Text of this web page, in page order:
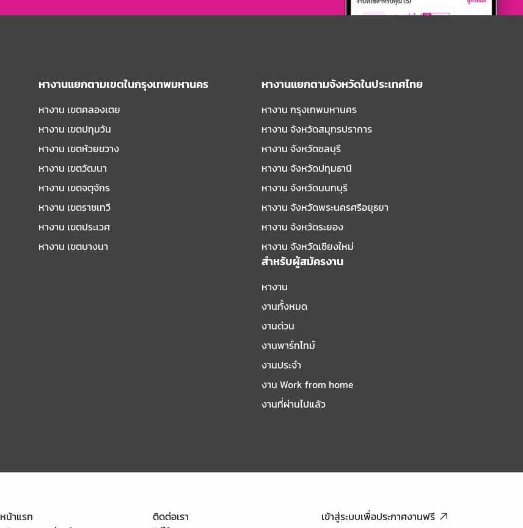
หางานแยกตามเขตในกรุงเทพมหานคร
หางาน เขตคลองเตย
หางาน เขตปทุมวัน
หางาน เขตห้วยขวาง
หางาน เขตวัฒนา
หางาน เขตจตุจักร
หางาน เขตราชเทวี
หางาน เขตประเวศ
หางาน เขตบางนา
หางานแยกตามจังหวัดในประเทศไทย
หางาน กรุงเทพมหานคร
หางาน จังหวัดสมุทรปราการ
หางาน จังหวัดชลบุรี
หางาน จังหวัดปทุมธานี
หางาน จังหวัดนนทบุรี
หางาน จังหวัดพระนครศรีอยุธยา
หางาน จังหวัดระยอง
หางาน จังหวัดเชียงใหม่
สำหรับผู้สมัครงาน
หางาน
งานทั้งหมด
งานด่วน
งานพาร์ทไทม์
งานประจำ
งาน Work from home
งานที่ผ่านไปแล้ว
หน้าแรก
ติดต่อเรา
เข้าสู่ระบบเพื่อประกาศงานฟรี